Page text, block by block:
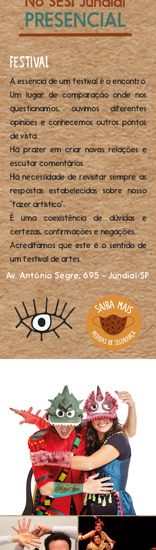
FESTIVAL
A essência de um festival é o encontro.
Um lugar de comparação onde nos
questionamos, ouvimos diferentes
opiniões e conhecemos outros pontos
de vista.
Há prazer em criar novas relações e
escutar comentários.
Há necessidade de revisitar sempre as
respostas estabelecidas sobre nosso
“fazer artístico”.
É uma coexistência de dúvidas e
certezas, confirmações e negações.
Acreditamos que este é o sentido de
um festival de artes.
Av. Antônio Segre, 695 - Jundiaí/SP